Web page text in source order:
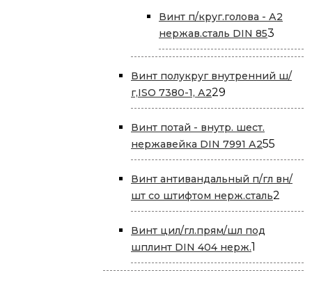
Винт п/круг.голова - А2
нержав.сталь DIN 853
товара
Винт полукруг внутренний ш/
г,ISO 7380-1, А229
товаров
Винт потай - внутр. шест.
нержавейка DIN 7991 А255
Винт антивандальный п/гл вн/
шт со штифтом нерж.сталь2
Винт цил/гл.прям/шл под
шплинт DIN 404 нерж.1
товар